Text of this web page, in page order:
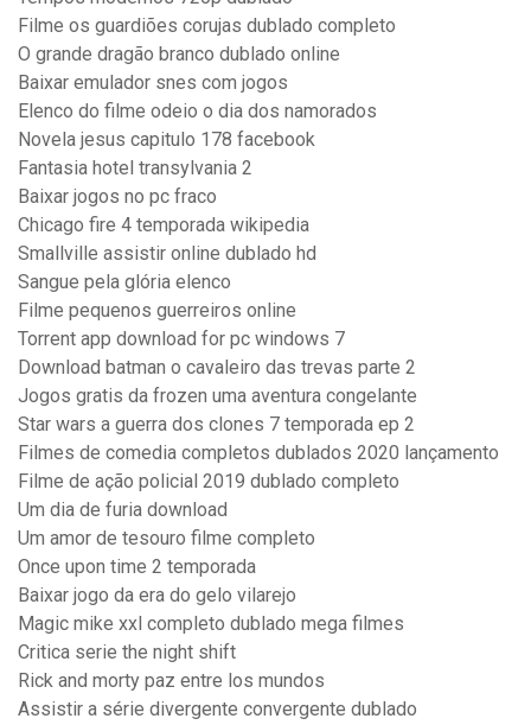
Filme os guardiões corujas dublado completo
O grande dragão branco dublado online
Baixar emulador snes com jogos
Elenco do filme odeio o dia dos namorados
Novela jesus capitulo 178 facebook
Fantasia hotel transylvania 2
Baixar jogos no pc fraco
Chicago fire 4 temporada wikipedia
Smallville assistir online dublado hd
Sangue pela glória elenco
Filme pequenos guerreiros online
Torrent app download for pc windows 7
Download batman o cavaleiro das trevas parte 2
Jogos gratis da frozen uma aventura congelante
Star wars a guerra dos clones 7 temporada ep 2
Filmes de comedia completos dublados 2020 lançamento
Filme de ação policial 2019 dublado completo
Um dia de furia download
Um amor de tesouro filme completo
Once upon time 2 temporada
Baixar jogo da era do gelo vilarejo
Magic mike xxl completo dublado mega filmes
Critica serie the night shift
Rick and morty paz entre los mundos
Assistir a série divergente convergente dublado